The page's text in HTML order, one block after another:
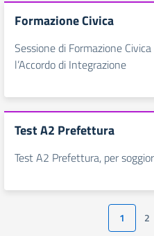
Formazione Civica
Sessione di Formazione
l’Accordo di Integrazione
Test A2 Prefettura
Test A2 Prefettura, per
1 2